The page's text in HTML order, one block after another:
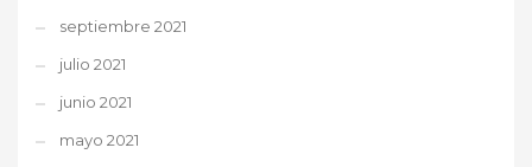
septiembre 2021
julio 2021
junio 2021
mayo 2021